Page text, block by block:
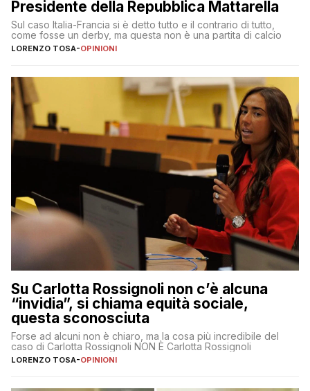
Presidente della Repubblica Mattarella
Sul caso Italia-Francia si è detto tutto e il contrario di tutto,
come fosse un derby, ma questa non è una partita di calcio
LORENZO TOSA-OPINIONI
Su Carlotta Rossignoli non c’è alcuna
“invidia”, si chiama equità sociale,
questa sconosciuta
Forse ad alcuni non è chiaro, ma la cosa più incredibile del
caso di Carlotta Rossignoli NON È Carlotta Rossignoli
LORENZO TOSA-OPINIONI